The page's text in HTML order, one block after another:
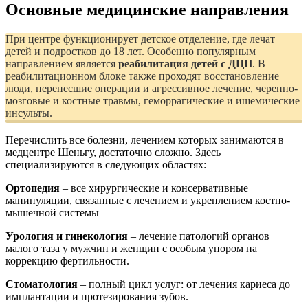
Основные медицинские направления
При центре функционирует детское отделение, где лечат
детей и подростков до 18 лет. Особенно популярным
направлением является реабилитация детей с ДЦП. В
реабилитационном блоке также проходят восстановление
люди, перенесшие операции и агрессивное лечение, черепно-
мозговые и костные травмы, геморрагические и ишемические
инсульты.
Перечислить все болезни, лечением которых занимаются в
медцентре Шеньгу, достаточно сложно. Здесь
специализируются в следующих областях:
Ортопедия – все хирургические и консервативные
манипуляции, связанные с лечением и укреплением костно-
мышечной системы
Урология и гинекология – лечение патологий органов
малого таза у мужчин и женщин с особым упором на
коррекцию фертильности.
Стоматология – полный цикл услуг: от лечения кариеса до
имплантации и протезирования зубов.